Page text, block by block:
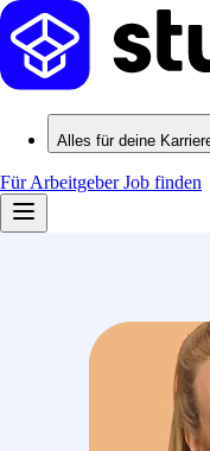
Alles für deine
Für ArbeitgeberJob finden